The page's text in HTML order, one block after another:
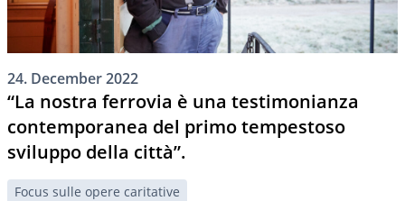
24. December 2022
“La nostra ferrovia è una testimonianza
contemporanea del primo tempestoso
sviluppo della città”.
Focus sulle opere caritative